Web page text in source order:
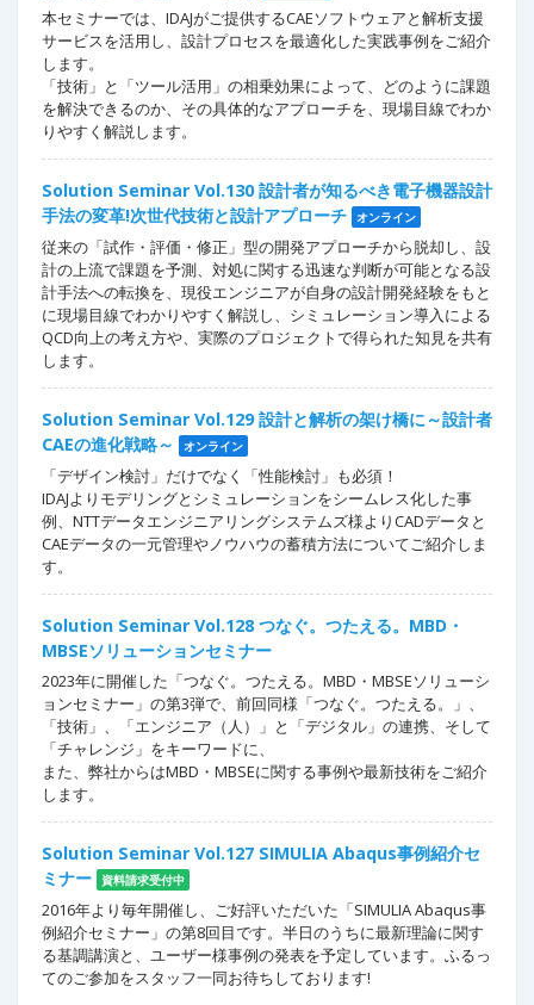
本セミナーでは、IDAJがご提供するCAEソフトウェアと解析支援
サービスを活用し、設計プロセスを最適化した実践事例をご紹介
します。
「技術」と「ツール活用」の相乗効果によって、どのように課題
を解決できるのか、その具体的なアプローチを、現場目線でわか
りやすく解説します。
Solution Seminar Vol.130 設計者が知るべき電子機器設計
手法の変革!次世代技術と設計アプローチ オンライン
従来の「試作・評価・修正」型の開発アプローチから脱却し、設
計の上流で課題を予測、対処に関する迅速な判断が可能となる設
計手法への転換を、現役エンジニアが自身の設計開発経験をもと
に現場目線でわかりやすく解説し、シミュレーション導入による
QCD向上の考え方や、実際のプロジェクトで得られた知見を共有
します。
Solution Seminar Vol.129 設計と解析の架け橋に～設計者
CAEの進化戦略～
オンライン
「デザイン検討」だけでなく「性能検討」も必須！
IDAJよりモデリングとシミュレーションをシームレス化した事
例、NTTデータエンジニアリングシステムズ様よりCADデータと
CAEデータの一元管理やノウハウの蓄積方法についてご紹介しま
す。
Solution Seminar Vol.128 つなぐ。つたえる。MBD・
MBSEソリューションセミナー
2023年に開催した「つなぐ。つたえる。MBD・MBSEソリューシ
ョンセミナー」の第3弾で、前回同様「つなぐ。つたえる。」、
「技術」、「エンジニア（人）」と「デジタル」の連携、そして
「チャレンジ」をキーワードに、
また、弊社からはMBD・MBSEに関する事例や最新技術をご紹介
します。
Solution Seminar Vol.127 SIMULIA Abaqus事例紹介セ
ミナー 資料請求受付中
2016年より毎年開催し、ご好評いただいた「SIMULIA Abaqus事
例紹介セミナー」の第8回目です。半日のうちに最新理論に関す
る基調講演と、ユーザー様事例の発表を予定しています。ふるっ
てのご参加をスタッフ一同お待ちしております!